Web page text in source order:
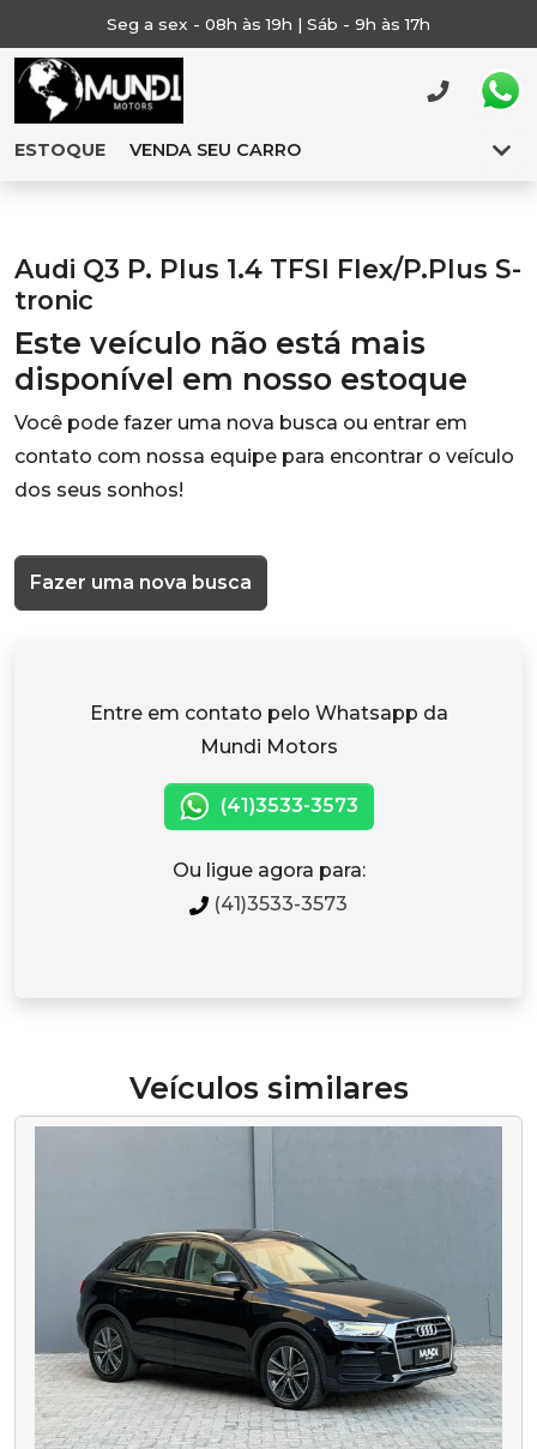
Seg a sex - 08h às 19h | Sáb - 9h às 17h
ESTOQUE VENDA SEU CARRO
Audi Q3 P. Plus 1.4 TFSI Flex/P.Plus S-
tronic
Este veículo não está mais
disponível em nosso estoque
Você pode fazer uma nova busca ou entrar em
contato com nossa equipe para encontrar o veículo
dos seus sonhos!
Fazer uma nova busca
Entre em contato pelo Whatsapp da
Mundi Motors
(41)3533-3573
Ou ligue agora para:
(41)3533-3573
Veículos similares